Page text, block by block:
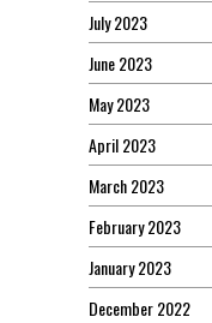
July 2023
June 2023
May 2023
April 2023
March 2023
February 2023
January 2023
December 2022